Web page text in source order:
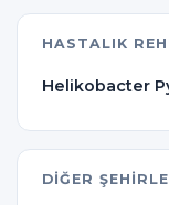
HASTALIK
Helikobacter
DIĞER